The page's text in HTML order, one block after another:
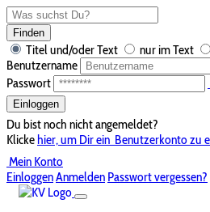
Finden
Titel und/oder Text nur im Text
Benutzername
Passwort
Einloggen
Du bist noch nicht angemeldet?
Klickehier, um Dir ein Benutzerkonto zu
Mein Konto
EinloggenAnmelden Passwort vergessen?